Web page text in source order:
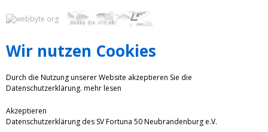
Wir nutzen Cookies
Durch die Nutzung unserer Website akzeptieren Sie die
Datenschutzerklärung. mehr lesen
Akzeptieren
Datenschutzerklärung des SV Fortuna 50 Neubrandenburg e.V.